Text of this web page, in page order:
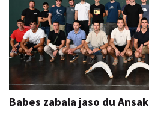
Babes zabala jaso du Ansak